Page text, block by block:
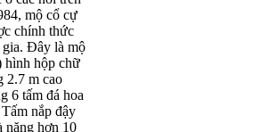
mộ cổ cự
chính thức
gia. Đây là mộ
hình hộp chữ
2.7 m cao
6 tấm đá hoa
nắp đậy
nặng hơn 10